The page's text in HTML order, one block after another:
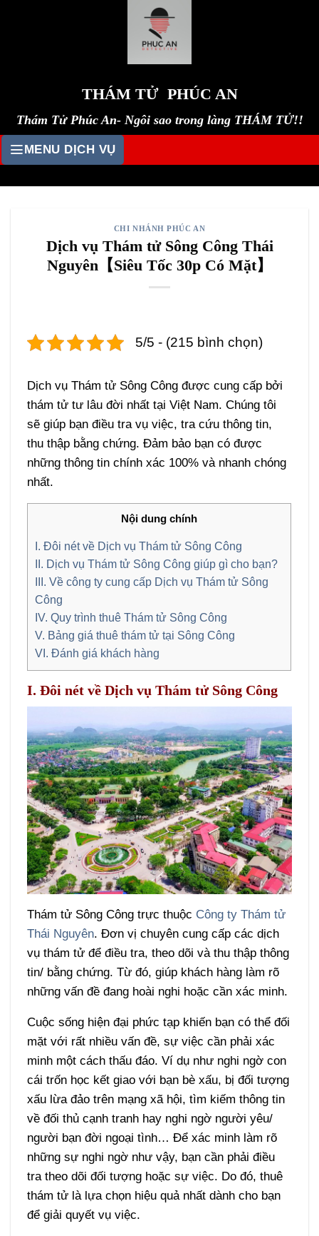
THÁM TỬ PHÚC AN
Thám Tử Phúc An- Ngôi sao trong làng THÁM TỬ!!
MENU DỊCH VỤ
CHI NHÁNH PHÚC AN
Dịch vụ Thám tử Sông Công Thái
Nguyên【Siêu Tốc 30p Có Mặt】
5/5 - (215 bình chọn)
Dịch vụ Thám tử Sông Công được cung cấp bởi
thám tử tư lâu đời nhất tại Việt Nam. Chúng tôi
sẽ giúp bạn điều tra vụ việc, tra cứu thông tin,
thu thập bằng chứng. Đảm bảo bạn có được
những thông tin chính xác 100% và nhanh chóng
nhất.
Nội dung chính
I. Đôi nét về Dịch vụ Thám tử Sông Công
II. Dịch vụ Thám tử Sông Công giúp gì cho bạn?
III. Về công ty cung cấp Dịch vụ Thám tử Sông
Công
IV. Quy trình thuê Thám tử Sông Công
V. Bảng giá thuê thám tử tại Sông Công
VI. Đánh giá khách hàng
I. Đôi nét về Dịch vụ Thám tử Sông Công
Thám tử Sông Công trực thuộc Công ty Thám tử
Thái Nguyên. Đơn vị chuyên cung cấp các dịch
vụ thám tử để điều tra, theo dõi và thu thập thông
tin/ bằng chứng. Từ đó, giúp khách hàng làm rõ
những vấn đề đang hoài nghi hoặc cần xác minh.
Cuộc sống hiện đại phức tạp khiến bạn có thể đối
mặt với rất nhiều vấn đề, sự việc cần phải xác
minh một cách thấu đáo. Ví dụ như nghi ngờ con
cái trốn học kết giao với bạn bè xấu, bị đối tượng
xấu lừa đảo trên mạng xã hội, tìm kiếm thông tin
về đối thủ cạnh tranh hay nghi ngờ người yêu/
người bạn đời ngoại tình…Để xác minh làm rõ
những sự nghi ngờ như vậy, bạn cần phải điều
tra theo dõi đối tượng hoặc sự việc. Do đó, thuê
thám tử là lựa chọn hiệu quả nhất dành cho bạn
để giải quyết vụ việc.